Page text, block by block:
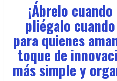
¡Ábrelo
pliégalo
para quienes
toque de
más simple y